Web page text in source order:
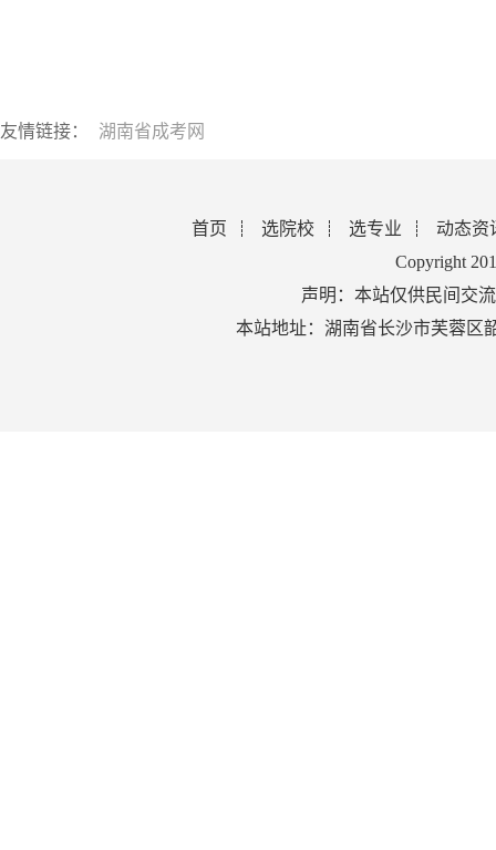
友情链接： 湖南省成考网
首页 选院校 选专业
动态资
Copyright
声明：本站仅供民间交
本站地址：湖南省长沙市芙蓉区